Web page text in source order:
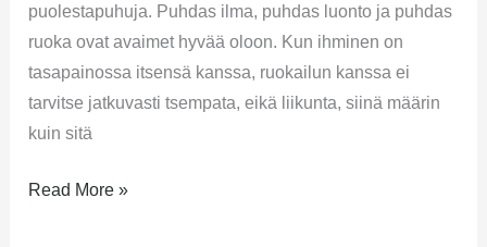
puolestapuhuja. Puhdas ilma, puhdas luonto ja puhdas
ruoka ovat avaimet hyvää oloon. Kun ihminen on
tasapainossa itsensä kanssa, ruokailun kanssa ei
tarvitse jatkuvasti tsempata, eikä liikunta, siinä määrin
kuin sitä
Read More »